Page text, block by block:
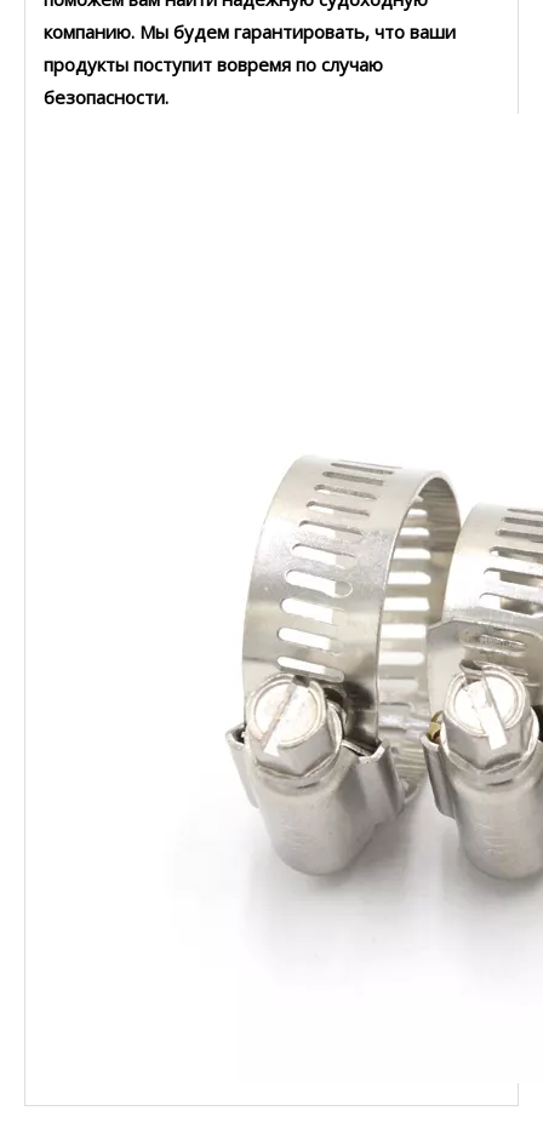
компанию. Мы будем гарантировать, что ваши
продукты поступит вовремя по случаю
безопасности.